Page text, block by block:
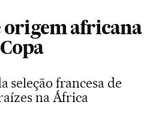
origem africana
seleção francesa de
na África